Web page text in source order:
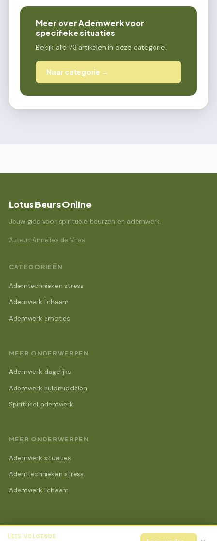
Meer over Ademwerk voor
specifieke situaties
Bekijk alle 73 artikelen in deze categorie.
Naar categorie →
Lotus Beurs Online
Jouw gids voor spirituele beurzen en ademwerk.
Auteur: Annelies de Vries
CATEGORIEËN
Ademtechnieken stress
Ademwerk lichaam
Ademwerk emoties
MEER ONDERWERPEN
Ademwerk dagelijks
Ademwerk hulpmiddelen
Spiritueel ademwerk
MEER ONDERWERPEN
Ademwerk situaties
Ademtechnieken stress
Ademwerk lichaam
© 2026 Lotus Beurs Online Alle rechten voorbehouden.
LEES VOLGENDE